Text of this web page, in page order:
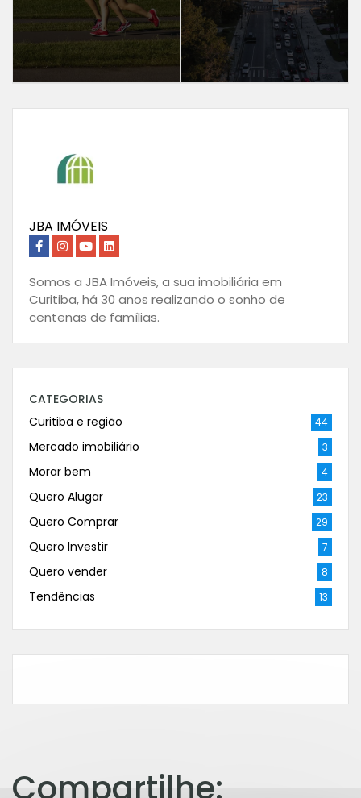
JBA IMÓVEIS
Somos a JBA Imóveis, a sua imobiliária em
Curitiba, há 30 anos realizando o sonho de
centenas de famílias.
CATEGORIAS
Curitiba e região
44
Mercado imobiliário 3
Morar bem 4
Quero Alugar 23
Quero Comprar 29
Quero Investir 7
Quero vender 8
Tendências 13
Compartilhe: